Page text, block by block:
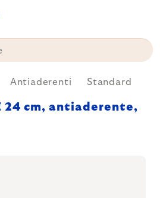
Antiaderenti Standard
24 cm, antiaderente,